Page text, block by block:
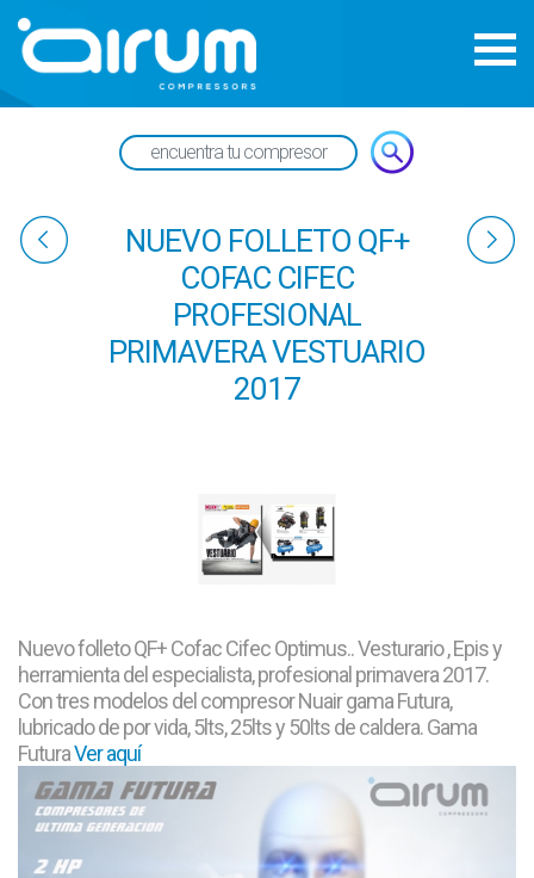
NUEVO FOLLETO QF+
COFAC CIFEC
PROFESIONAL
PRIMAVERA VESTUARIO
2017
Nuevo folleto QF+ Cofac Cifec Optimus.. Vesturario , Epis y
herramienta del especialista, profesional primavera 2017.
Con tres modelos del compresor Nuair gama Futura,
lubricado de por vida, 5lts, 25lts y 50lts de caldera. Gama
FuturaVer aquí